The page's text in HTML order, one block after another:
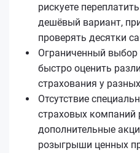
рискуете
дешёвый вариант,
проверять десятки
Ограниченный выбор
быстро оценить
страхования у
Отсутствие
страховых
дополнительные
розыгрыши ценных